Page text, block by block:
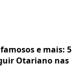
e mais: 5
Otariano nas